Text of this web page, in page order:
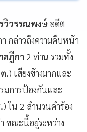
วิวรรณพงษ์ อดีต
กล่าวถึงความคืบหน้า
ลฎีกา 2 ท่าน รวมทั้ง
.) เสียงข้างมากและ
มการป้องกันและ
) ใน 2 สำนวนคำร้อง
ขณะนี้อยู่ระหว่าง